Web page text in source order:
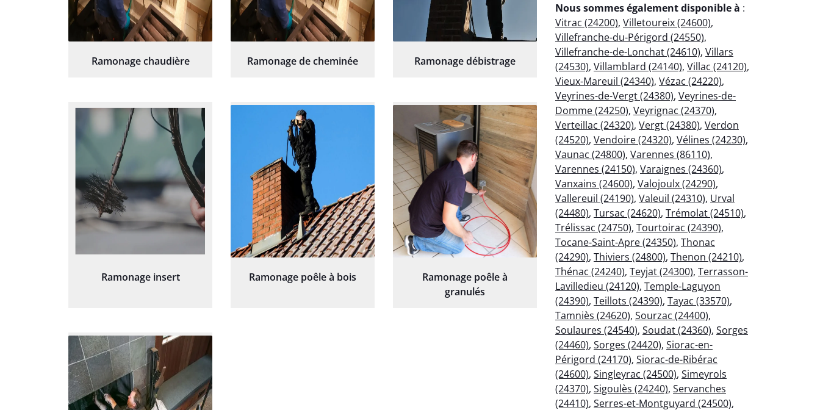
Ramonage chaudière Ramonage de cheminée Ramonage débistrage
Ramonage insert Ramonage poêle à bois
Ramonage poêle à
granulés
Nous sommes également disponible à :
Vitrac (24200), Villetoureix (24600),
Villefranche-du-Périgord (24550),
Villefranche-de-Lonchat (24610), Villars
(24530), Villamblard (24140), Villac (24120),
Vieux-Mareuil (24340), Vézac (24220),
Veyrines-de-Vergt (24380), Veyrines-de-
Domme (24250), Veyrignac (24370),
Verteillac (24320), Vergt (24380), Verdon
(24520), Vendoire (24320), Vélines (24230),
Vaunac (24800), Varennes (86110),
Varennes (24150), Varaignes (24360),
Vanxains (24600), Valojoulx (24290),
Vallereuil (24190), Valeuil (24310), Urval
(24480), Tursac (24620), Trémolat (24510),
Trélissac (24750), Tourtoirac (24390),
Tocane-Saint-Apre (24350), Thonac
(24290), Thiviers (24800), Thenon (24210),
Thénac (24240), Teyjat (24300), Terrasson-
Lavilledieu (24120), Temple-Laguyon
(24390), Teillots (24390), Tayac (33570),
Tamniès (24620), Sourzac (24400),
Soulaures (24540), Soudat (24360), Sorges
(24460), Sorges (24420), Siorac-en-
Périgord (24170), Siorac-de-Ribérac
(24600), Singleyrac (24500), Simeyrols
(24370), Sigoulès (24240), Servanches
(24410), Serres-et-Montguyard (24500),